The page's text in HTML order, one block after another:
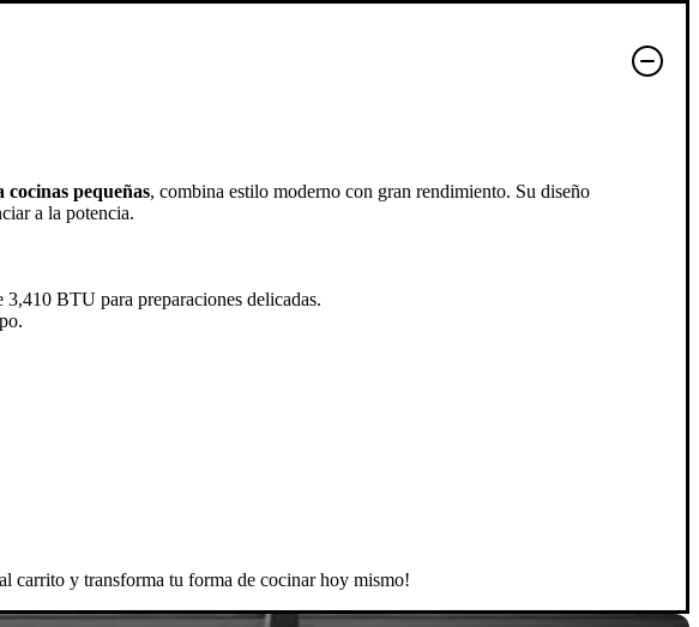
cocinas pequeñas, combina estilo moderno con gran rendimiento. Su diseño
a la potencia.
BTU para preparaciones delicadas.
carrito y transforma tu forma de cocinar hoy mismo!